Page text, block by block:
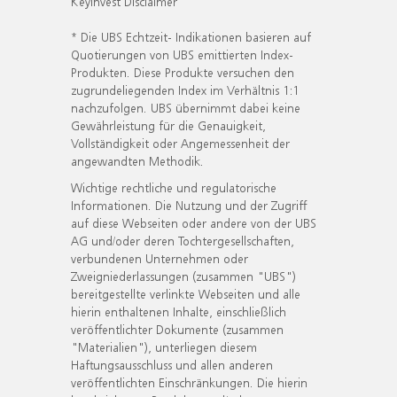
* Die UBS Echtzeit- Indikationen basieren auf
Quotierungen von UBS emittierten Index-
Produkten. Diese Produkte versuchen den
zugrundeliegenden Index im Verhältnis 1:1
nachzufolgen. UBS übernimmt dabei keine
Gewährleistung für die Genauigkeit,
Vollständigkeit oder Angemessenheit der
angewandten Methodik.
Wichtige rechtliche und regulatorische
Informationen. Die Nutzung und der Zugriff
auf diese Webseiten oder andere von der UBS
AG und/oder deren Tochtergesellschaften,
verbundenen Unternehmen oder
Zweigniederlassungen (zusammen "UBS")
bereitgestellte verlinkte Webseiten und alle
hierin enthaltenen Inhalte, einschließlich
veröffentlichter Dokumente (zusammen
"Materialien"), unterliegen diesem
Haftungsausschluss und allen anderen
veröffentlichten Einschränkungen. Die hierin